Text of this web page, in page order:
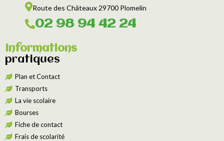
Route des Châteaux 29700 Plomelin
02 98 94 42 24
Informations
pratiques
Plan et Contact
Transports
La vie scolaire
Bourses
Fiche de contact
Frais de scolarité